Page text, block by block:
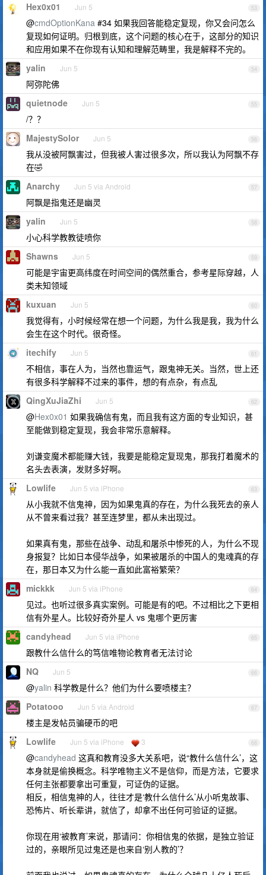
53
Hex0x01 Jun 5
@cmdOptionKana #34 如果我回答能稳定复现，你又会问怎么
复现如何证明。归根到底，这个问题的核心在于，这部分的知识
和应用如果不在你现有认知和理解范畴里，我是解释不完的。
54
yalin Jun 5
阿弥陀佛
55
quietnode Jun 5
/？？
56
MajestySolor Jun 5
我从没被阿飘害过，但我被人害过很多次，所以我认为阿飘不存
在🤣
57
Anarchy Jun 5 via Android
阿飘是指鬼还是幽灵
58
yalin Jun 5
小心科学教教徒喷你
59
Shawns Jun 5
可能是宇宙更高纬度在时间空间的偶然重合，参考星际穿越，人
类未知领域
60
kuxuan Jun 5
我觉得有，小时候经常在想一个问题，为什么我是我，我为什么
会生在这个时代。很奇怪。
61
itechify Jun 5
不相信，事在人为，当然也靠运气，跟鬼神无关。当然，世上还
有很多科学解释不过来的事件，想的有点杂，有点乱
62
QingXuJiaZhi Jun 5
@Hex0x01 如果我确信有鬼，而且我有这方面的专业知识，甚
至能做到稳定复现，我会非常乐意解释。
刘谦变魔术都能赚大钱，我要是能稳定复现鬼，那我打着魔术的
名头去表演，发财多好啊。
63
Lowlife Jun 5 via iPhone
从小我就不信鬼神，因为如果鬼真的存在，为什么我死去的亲人
从不曾来看过我？甚至连梦里，都从未出现过。
如果真有鬼，那些在战争、动乱和屠杀中惨死的人，为什么不现
身报复？比如日本侵华战争，如果被屠杀的中国人的鬼魂真的存
在，那日本又为什么能一直如此富裕繁荣？
64
mickkk Jun 5 via iPhone
见过。也听过很多真实案例。可能是有的吧。不过相比之下更相
信有外星人。比较好奇外星人 vs 鬼哪个更厉害
65
candyhead Jun 5 via iPhone
跟教什么信什么的笃信唯物论教育者无法讨论
66
NQ Jun 5
@yalin 科学教是什么？他们为什么要喷楼主？
67
Potatooo Jun 5 via Android
楼主是发帖员骗硬币的吧
68
Lowlife Jun 5 via iPhone 3
@candyhead 这真和教育没多大关系吧，说“教什么信什么’，这
本身就是偷换概念。科学唯物主义不是信仰，而是方法，它要求
任何主张都要拿出可重复，可证伪的证据。
相反，相信鬼神的人，往往才是‘教什么信什么’从小听鬼故事、
恐怖片、听长辈讲，就信了，却拿不出任何可验证的证据。
你现在用‘被教育’来说，那请问：你相信鬼的依据，是独立验证
过的，亲眼所见过鬼还是也来自‘别人教的’？